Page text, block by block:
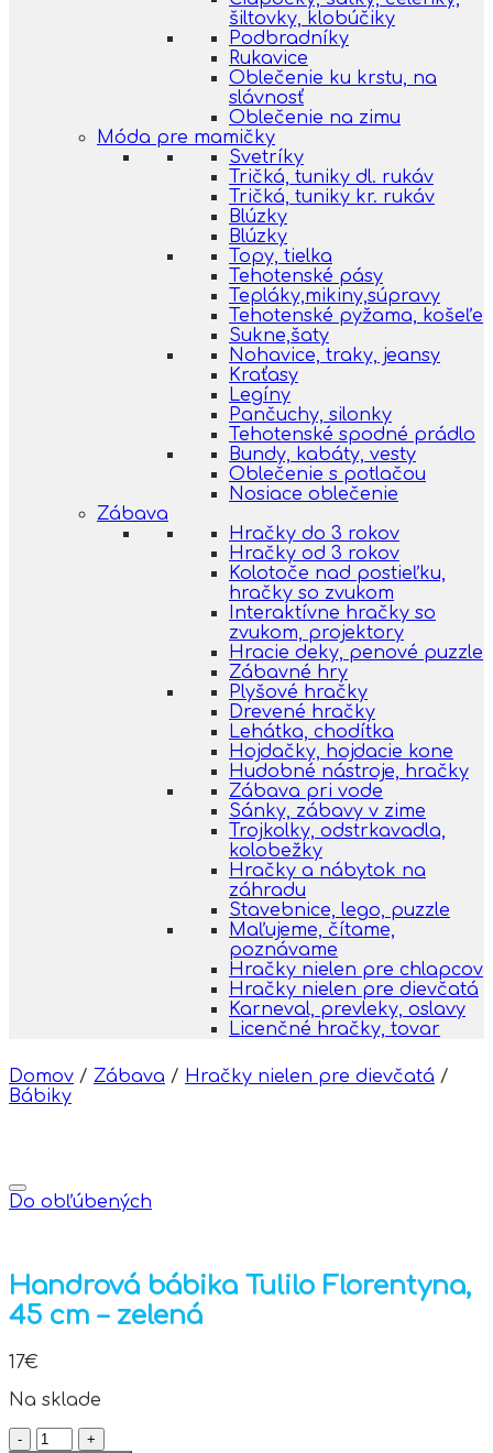
šiltovky, klobúčiky
Podbradníky
Rukavice
Oblečenie ku krstu, na
slávnosť
Oblečenie na zimu
Móda pre mamičky
Svetríky
Tričká, tuniky dl. rukáv
Tričká, tuniky kr. rukáv
Blúzky
Blúzky
Topy, tielka
Tehotenské pásy
Tepláky,mikiny,súpravy
Tehotenské pyžama, košeľe
Sukne,šaty
Nohavice, traky, jeansy
Kraťasy
Legíny
Pančuchy, silonky
Tehotenské spodné prádlo
Bundy, kabáty, vesty
Oblečenie s potlačou
Nosiace oblečenie
Zábava
Hračky do 3 rokov
Hračky od 3 rokov
Kolotoče nad postieľku,
hračky so zvukom
Interaktívne hračky so
zvukom, projektory
Hracie deky, penové puzzle
Zábavné hry
Plyšové hračky
Drevené hračky
Lehátka, chodítka
Hojdačky, hojdacie kone
Hudobné nástroje, hračky
Zábava pri vode
Sánky, zábavy v zime
Trojkolky, odstrkavadla,
kolobežky
Hračky a nábytok na
záhradu
Stavebnice, lego, puzzle
Maľujeme, čítame,
poznávame
Hračky nielen pre chlapcov
Hračky nielen pre dievčatá
Karneval, prevleky, oslavy
Licenčné hračky, tovar
Domov / Zábava / Hračky nielen pre dievčatá /
Bábiky
Do obľúbených
Handrová bábika Tulilo Florentyna,
45 cm – zelená
17€
Na sklade
množstvo